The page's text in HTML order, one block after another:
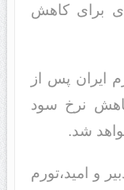
برای کاهش
ایران پس از
نرخ سود
شد.
و امید،تورم